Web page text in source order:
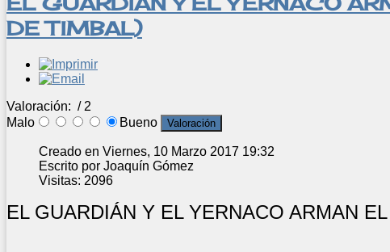
DE TIMBAL)
Valoración: / 2
Malo
Bueno
Creado en Viernes, 10 Marzo 2017 19:32
Escrito por Joaquín Gómez
Visitas: 2096
EL GUARDIÁN Y EL YERNACO ARMAN